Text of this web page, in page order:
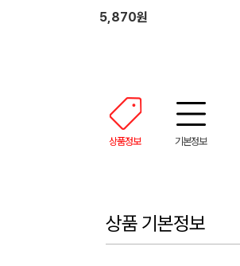
5,870원
상품정보 기본정보
상품 기본정보